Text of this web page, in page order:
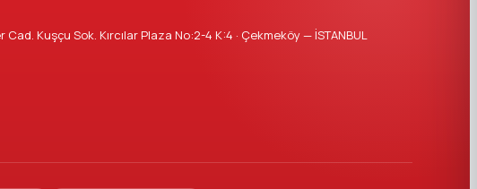
Kuşçu Sok. Kırcılar Plaza No:2-4 K:4 · Çekmeköy — İSTANBUL